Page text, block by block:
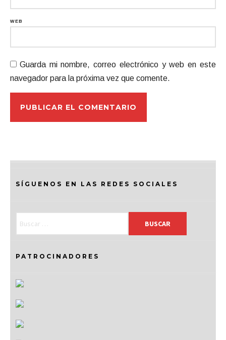
WEB
Guarda mi nombre, correo electrónico y web en este
navegador para la próxima vez que comente.
SÍGUENOS EN LAS REDES SOCIALES
PATROCINADORES